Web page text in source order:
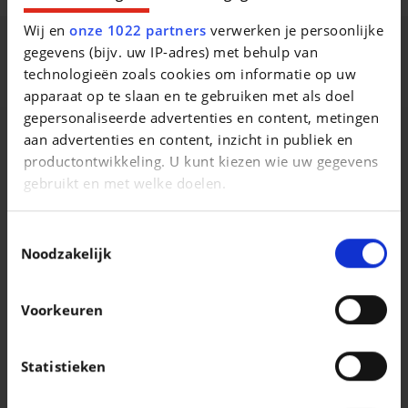
Wij enonze 1022 partners verwerken je persoonlijke
gegevens (bijv. uw IP-adres) met behulp van
technologieën zoals cookies om informatie op uw
apparaat op te slaan en te gebruiken met als doel
gepersonaliseerde advertenties en content, metingen
aan advertenties en content, inzicht in publiek en
productontwikkeling. U kunt kiezen wie uw gegevens
gebruikt en met welke doelen.
Informatie verzamelen over uw geografische
locatie, die tot een paar meter nauwkeurig kan zijn
Uw apparaat identificeren door het actief te
scannen op specifieke eigenschappen
Lees meer over hoe uw persoonlijke gegevens worden
detailgedeelte
Noodzakelijk
Voorkeuren
Statistieken
Beschrijving van het voertuig occasie
Vergelijkbare voertuigen
17.990 EUR|41.468 km
JEEP RENEGADE
67.439 km